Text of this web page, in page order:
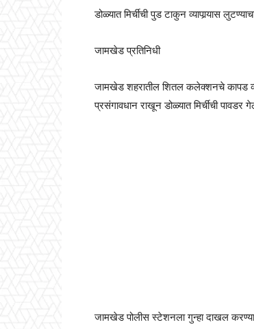
डोळ्यात मिर्चीची पुड टाकुन व्यापार्‍यास
जामखेड प्रतिनिधी
जामखेड शहरातील शितल कलेक्शनचे कापड
प्रसंगावधान राखून डोळ्यात मिर्चीची
जामखेड पोलीस स्टेशनला गुन्हा दाखल